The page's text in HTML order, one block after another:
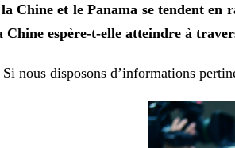
Chine et le Panama se tendent en
Chine espère-t-elle atteindre à
Si nous disposons d’informations